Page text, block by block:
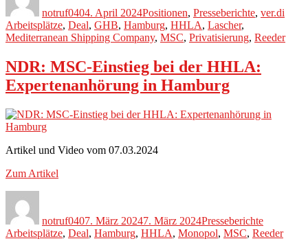
notruf0404. April 2024Positionen, Presseberichte, ver.di
Arbeitsplätze, Deal, GHB, Hamburg, HHLA, Lascher,
Mediterranean Shipping Company, MSC, Privatisierung, Reeder
NDR: MSC-Einstieg bei der HHLA:
Expertenanhörung in Hamburg
Artikel und Video vom 07.03.2024
Zum Artikel
notruf0407. März 20247. März 2024Presseberichte
Arbeitsplätze, Deal, Hamburg, HHLA, Monopol, MSC, Reeder